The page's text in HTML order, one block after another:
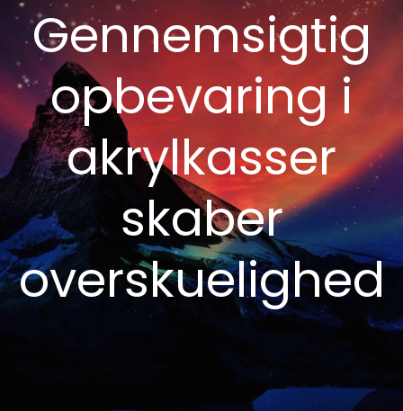
Gennemsigtig
opbevaring i
akrylkasser
skaber
overskuelighed